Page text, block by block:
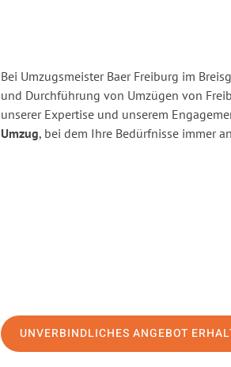
Bei Umzugsmeister Baer Freiburg im
und Durchführung von Umzügen von
unserer Expertise und unserem
Umzug, bei dem Ihre Bedürfnisse immer
UNVERBINDLICHES ANGEBOT